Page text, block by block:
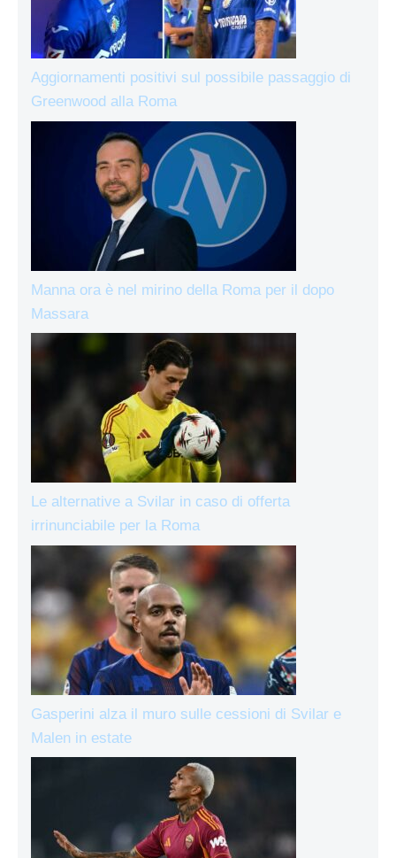
Aggiornamenti positivi sul possibile passaggio di
Greenwood alla Roma
Manna ora è nel mirino della Roma per il dopo
Massara
Le alternative a Svilar in caso di offerta
irrinunciabile per la Roma
Gasperini alza il muro sulle cessioni di Svilar e
Malen in estate